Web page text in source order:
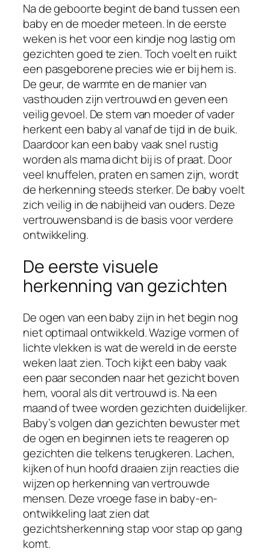
Na de geboorte begint de band tussen een
baby en de moeder meteen. In de eerste
weken is het voor een kindje nog lastig om
gezichten goed te zien. Toch voelt en ruikt
een pasgeborene precies wie er bij hem is.
De geur, de warmte en de manier van
vasthouden zijn vertrouwd en geven een
veilig gevoel. De stem van moeder of vader
herkent een baby al vanaf de tijd in de buik.
Daardoor kan een baby vaak snel rustig
worden als mama dicht bij is of praat. Door
veel knuffelen, praten en samen zijn, wordt
de herkenning steeds sterker. De baby voelt
zich veilig in de nabijheid van ouders. Deze
vertrouwensband is de basis voor verdere
ontwikkeling.
De eerste visuele
herkenning van gezichten
De ogen van een baby zijn in het begin nog
niet optimaal ontwikkeld. Wazige vormen of
lichte vlekken is wat de wereld in de eerste
weken laat zien. Toch kijkt een baby vaak
een paar seconden naar het gezicht boven
hem, vooral als dit vertrouwd is. Na een
maand of twee worden gezichten duidelijker.
Baby’s volgen dan gezichten bewuster met
de ogen en beginnen iets te reageren op
gezichten die telkens terugkeren. Lachen,
kijken of hun hoofd draaien zijn reacties die
wijzen op herkenning van vertrouwde
mensen. Deze vroege fase in baby-en-
ontwikkeling laat zien dat
gezichtsherkenning stap voor stap op gang
komt.